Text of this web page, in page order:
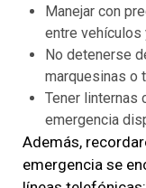
Manejar con
entre vehículos
No detenerse
marquesinas o
Tener linternas
emergencia
Además,
emergencia se